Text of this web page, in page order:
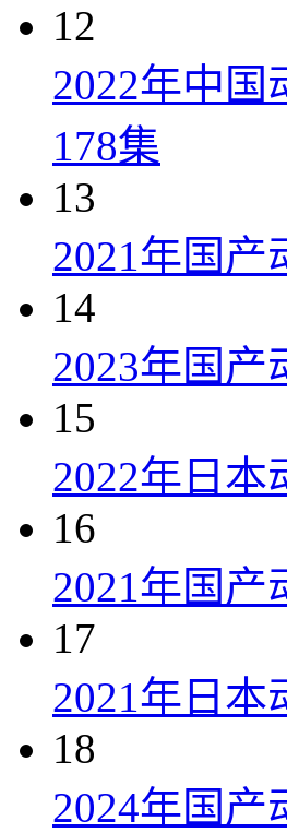
12
2022年中
178集
13
2021年国产
14
2023年国产
15
2022年日本
16
2021年国产
17
2021年日本
18
2024年国产